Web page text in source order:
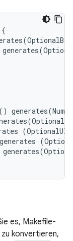
{
es, Makefile-
konvertieren,